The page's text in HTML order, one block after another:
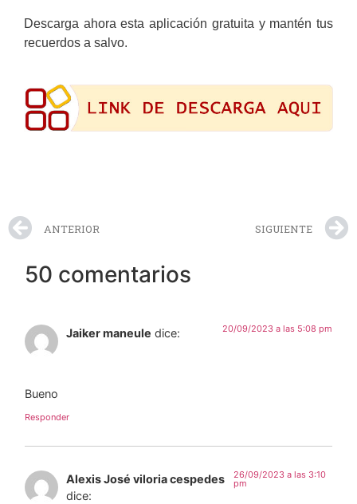
Descarga ahora esta aplicación gratuita y mantén tus
recuerdos a salvo.
ANTERIOR SIGUIENTE
50 comentarios
Jaiker maneule dice: 20/09/2023 a las 5:08 pm
Bueno
Responder
Alexis José viloria cespedes
dice:
26/09/2023 a las 3:10
pm